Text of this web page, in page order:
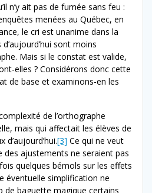
n’y ait pas de fumée sans feu :
menées au Québec, en
le cri est unanime dans la
sont moins
Mais si le constat est valide,
elles ? Considérons donc cette
de base et examinons-en les
de l’orthographe
mais qui affectait les élèves de
[3] Ce qui ne veut
des ajustements ne seraient pas
quelques bémols sur les effets
éventuelle simplification ne
de baguette magique certains